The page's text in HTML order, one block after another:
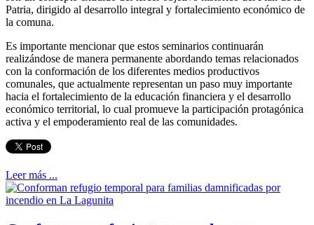
Patria, dirigido al desarrollo integral y fortalecimiento económico de
la comuna.
Es importante mencionar que estos seminarios continuarán
realizándose de manera permanente abordando temas relacionados
con la conformación de los diferentes medios productivos
comunales, que actualmente representan un paso muy importante
hacia el fortalecimiento de la educación financiera y el desarrollo
económico territorial, lo cual promueve la participación protagónica
activa y el empoderamiento real de las comunidades.
Leer más ...